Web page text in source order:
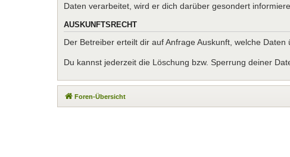
Daten verarbeitet, wird er dich darüber gesondert
AUSKUNFTSRECHT
Der Betreiber erteilt dir auf Anfrage Auskunft, welche Daten
Du kannst jederzeit die Löschung bzw. Sperrung deiner
Foren-Übersicht